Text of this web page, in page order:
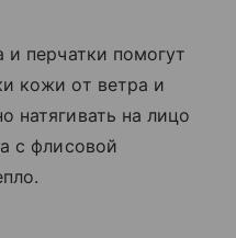
перчатки помогут
кожи от ветра и
натягивать на лицо
с флисовой